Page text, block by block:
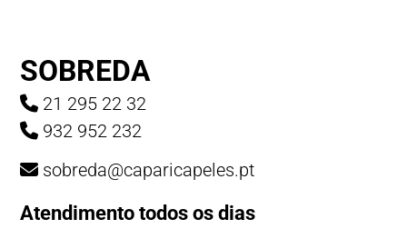
SOBREDA
21 295 22 32
932 952 232
sobreda@caparicapeles.pt
Atendimento todos os dias